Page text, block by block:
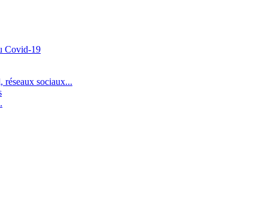
Covid-19
réseaux sociaux...